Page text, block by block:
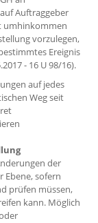
Auftraggeber
umhinkommen
vorzulegen,
Ereignis
- 16 U 98/16).
auf jedes
Weg seit
der
sofern
prüfen müssen,
kann. Möglich